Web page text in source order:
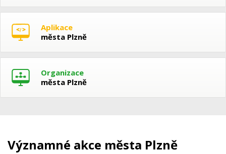
Aplikace
města Plzně
Organizace
města Plzně
Významné akce města Plzně